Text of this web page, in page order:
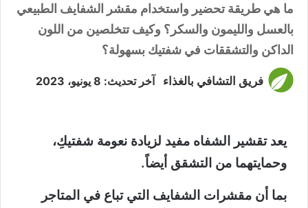
ما هي طريقة تحضير واستخدام مقشر الشفايف الطبيعي
بالعسل والليمون والسكر؟ وكيف تتخلصين من اللون
الداكن والتشققات في شفتيك بسهولة؟
فريق التشافي بالغذاء آخر تحديث: 8 يونيو، 2023
يعد تقشير الشفاه مفيد لزيادة نعومة شفتيكِ،
وحمايتهما من التشقق أيضاً.
بما أن مقشرات الشفايف التي تباع في المتاجر